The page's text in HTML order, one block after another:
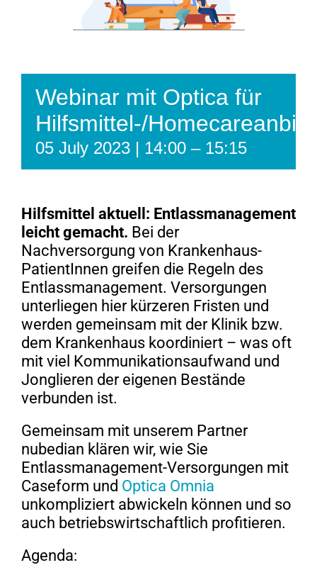
Webinar mit Optica für
Hilfsmittel-/
05 July 2023 | 14:00 – 15:15
Hilfsmittel aktuell: Entlassmanagement
leicht gemacht. Bei der
Nachversorgung von Krankenhaus-
PatientInnen greifen die Regeln des
Entlassmanagement. Versorgungen
unterliegen hier kürzeren Fristen und
werden gemeinsam mit der Klinik bzw.
dem Krankenhaus koordiniert – was oft
mit viel Kommunikationsaufwand und
Jonglieren der eigenen Bestände
verbunden ist.
Gemeinsam mit unserem Partner
nubedian klären wir, wie Sie
Entlassmanagement-Versorgungen mit
Caseform und Optica Omnia
unkompliziert abwickeln können und so
auch betriebswirtschaftlich profitieren.
Agenda: